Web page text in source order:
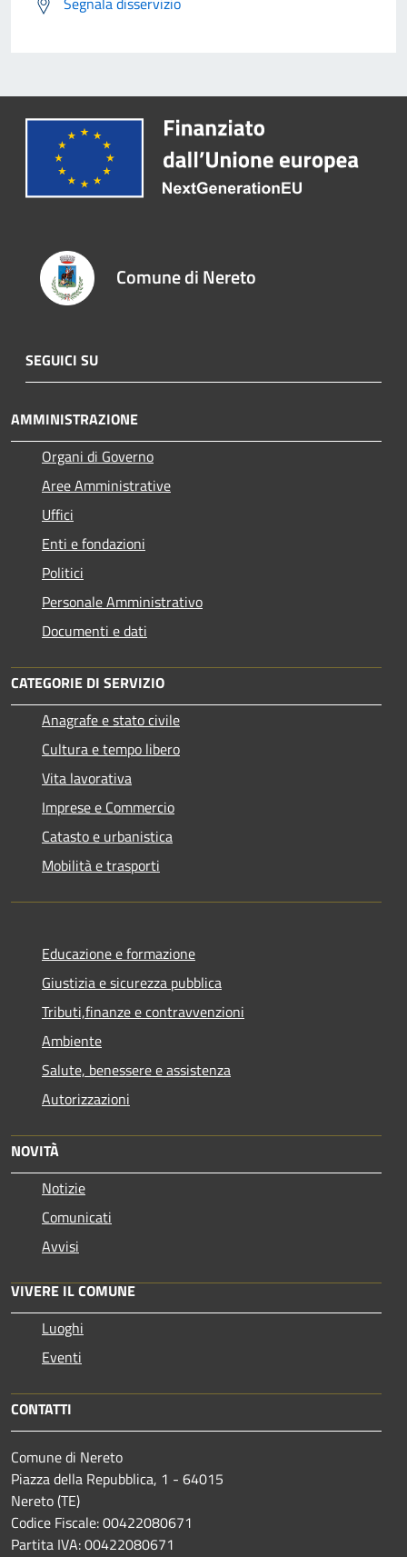
Comune di Nereto
SEGUICI SU
AMMINISTRAZIONE
Organi di Governo
Aree Amministrative
Uffici
Enti e fondazioni
Politici
Personale Amministrativo
Documenti e dati
CATEGORIE DI SERVIZIO
Anagrafe e stato civile
Cultura e tempo libero
Vita lavorativa
Imprese e Commercio
Catasto e urbanistica
Mobilità e trasporti
Educazione e formazione
Giustizia e sicurezza pubblica
Tributi,finanze e contravvenzioni
Ambiente
Salute, benessere e assistenza
Autorizzazioni
NOVITÀ
Notizie
Comunicati
Avvisi
VIVERE IL COMUNE
Luoghi
Eventi
CONTATTI
Comune di Nereto
Piazza della Repubblica, 1 - 64015
Nereto (TE)
Codice Fiscale: 00422080671
Partita IVA: 00422080671